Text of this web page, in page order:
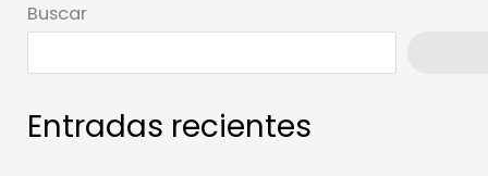
Buscar
Entradas recientes